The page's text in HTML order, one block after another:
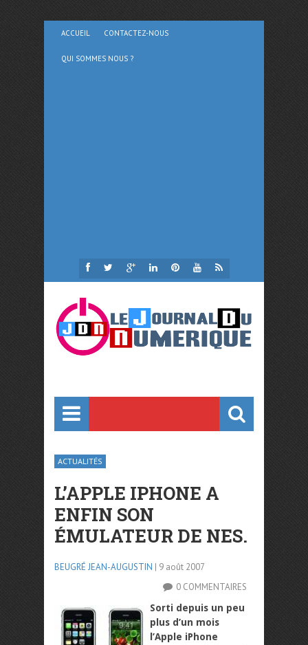
ACCUEIL CONTACTEZ-NOUS
QUI SOMMES NOUS ?
ACTUALITÉS
L’APPLE IPHONE A
ENFIN SON
ÉMULATEUR DE NES.
BEUGRÉ JEAN-AUGUSTIN | 9 août 2007
0 COMMENTAIRES
Sorti depuis un peu
plus d’un mois
l’Apple iPhone